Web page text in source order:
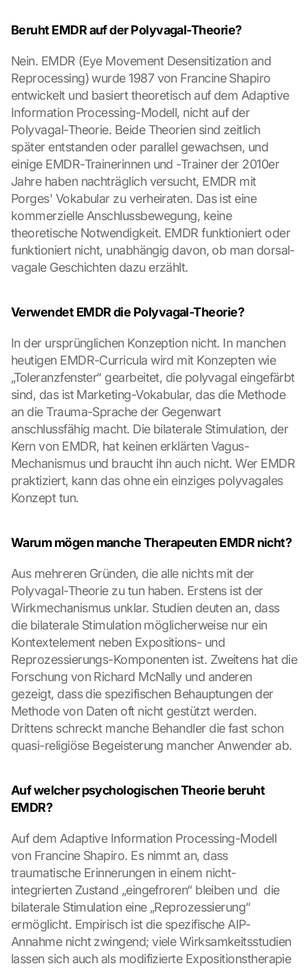
Beruht EMDR auf der Polyvagal-Theorie?
Nein. EMDR (Eye Movement Desensitization and
Reprocessing) wurde 1987 von Francine Shapiro
entwickelt und basiert theoretisch auf dem Adaptive
Information Processing-Modell, nicht auf der
Polyvagal-Theorie. Beide Theorien sind zeitlich
später entstanden oder parallel gewachsen, und
einige EMDR-Trainerinnen und -Trainer der 2010er
Jahre haben nachträglich versucht, EMDR mit
Porges' Vokabular zu verheiraten. Das ist eine
kommerzielle Anschlussbewegung, keine
theoretische Notwendigkeit. EMDR funktioniert oder
funktioniert nicht, unabhängig davon, ob man dorsal-
vagale Geschichten dazu erzählt.
Verwendet EMDR die Polyvagal-Theorie?
In der ursprünglichen Konzeption nicht. In manchen
heutigen EMDR-Curricula wird mit Konzepten wie
„Toleranzfenster“ gearbeitet, die polyvagal eingefärbt
sind, das ist Marketing-Vokabular, das die Methode
an die Trauma-Sprache der Gegenwart
anschlussfähig macht. Die bilaterale Stimulation, der
Kern von EMDR, hat keinen erklärten Vagus-
Mechanismus und braucht ihn auch nicht. Wer EMDR
praktiziert, kann das ohne ein einziges polyvagales
Konzept tun.
Warum mögen manche Therapeuten EMDR nicht?
Aus mehreren Gründen, die alle nichts mit der
Polyvagal-Theorie zu tun haben. Erstens ist der
Wirkmechanismus unklar. Studien deuten an, dass
die bilaterale Stimulation möglicherweise nur ein
Kontextelement neben Expositions- und
Reprozessierungs-Komponenten ist. Zweitens hat die
Forschung von Richard McNally und anderen
gezeigt, dass die spezifischen Behauptungen der
Methode von Daten oft nicht gestützt werden.
Drittens schreckt manche Behandler die fast schon
quasi-religiöse Begeisterung mancher Anwender ab.
Auf welcher psychologischen Theorie beruht
EMDR?
Auf dem Adaptive Information Processing-Modell
von Francine Shapiro. Es nimmt an, dass
traumatische Erinnerungen in einem nicht-
integrierten Zustand „eingefroren“ bleiben und  die
bilaterale Stimulation eine „Reprozessierung“
ermöglicht. Empirisch ist die spezifische AIP-
Annahme nicht zwingend; viele Wirksamkeitsstudien
lassen sich auch als modifizierte Expositionstherapie